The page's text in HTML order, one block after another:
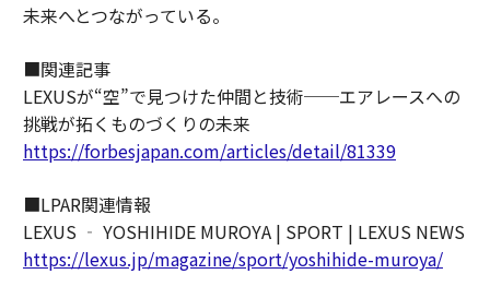
未来へとつながっている。
■関連記事
LEXUSが“空”で見つけた仲間と技術──エアレースへの
挑戦が拓くものづくりの未来
https://forbesjapan.com/articles/detail/81339
■LPAR関連情報
LEXUS ‐ YOSHIHIDE MUROYA | SPORT | LEXUS NEWS
https://lexus.jp/magazine/sport/yoshihide-muroya/